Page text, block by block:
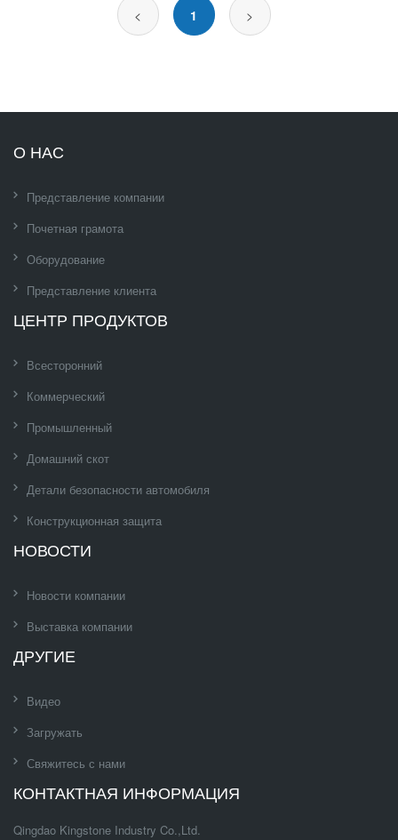
< 1 >
О НАС
Представление компании
Почетная грамота
Оборудование
Представление клиента
ЦЕНТР ПРОДУКТОВ
Всесторонний
Коммерческий
Промышленный
Домашний скот
Детали безопасности автомобиля
Конструкционная защита
НОВОСТИ
Новости компании
Выставка компании
ДРУГИЕ
Видео
Загружать
Свяжитесь с нами
КОНТАКТНАЯ ИНФОРМАЦИЯ
Qingdao Kingstone Industry Co.,Ltd.